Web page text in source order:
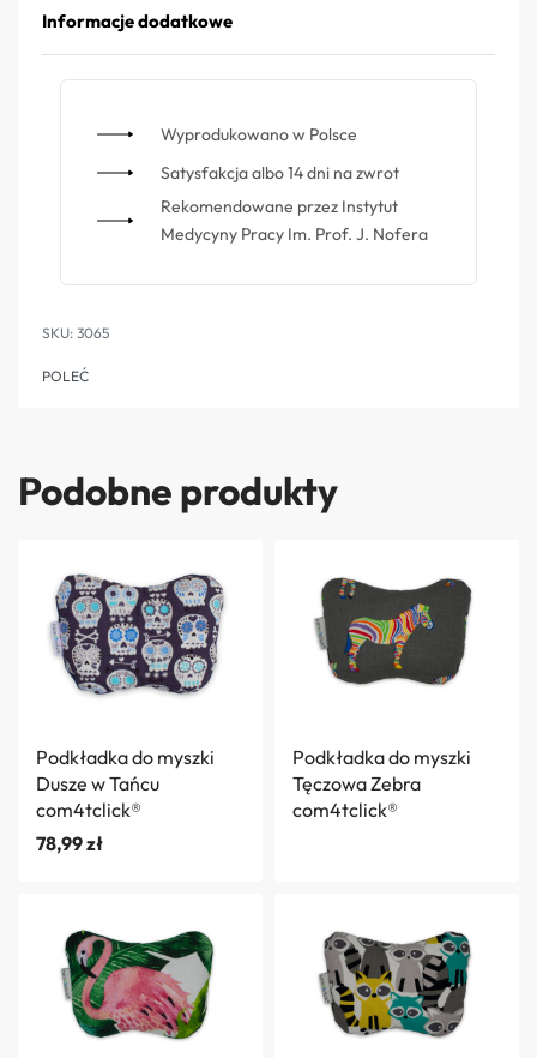
Informacje dodatkowe
Wyprodukowano w Polsce
Satysfakcja albo 14 dni na zwrot
Rekomendowane przez Instytut
Medycyny Pracy Im. Prof. J. Nofera
3065
POLEĆ
Podobne produkty
Podkładka do myszki
Dusze w Tańcu
com4tclick®
78,99zł
Podkładka do myszki
Tęczowa Zebra
com4tclick®